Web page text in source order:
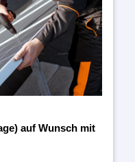
auf Wunsch mit